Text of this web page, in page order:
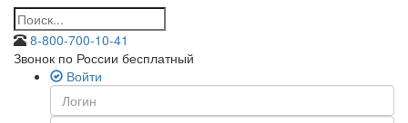
8-800-700-10-41
Звонок по России бесплатный
Войти